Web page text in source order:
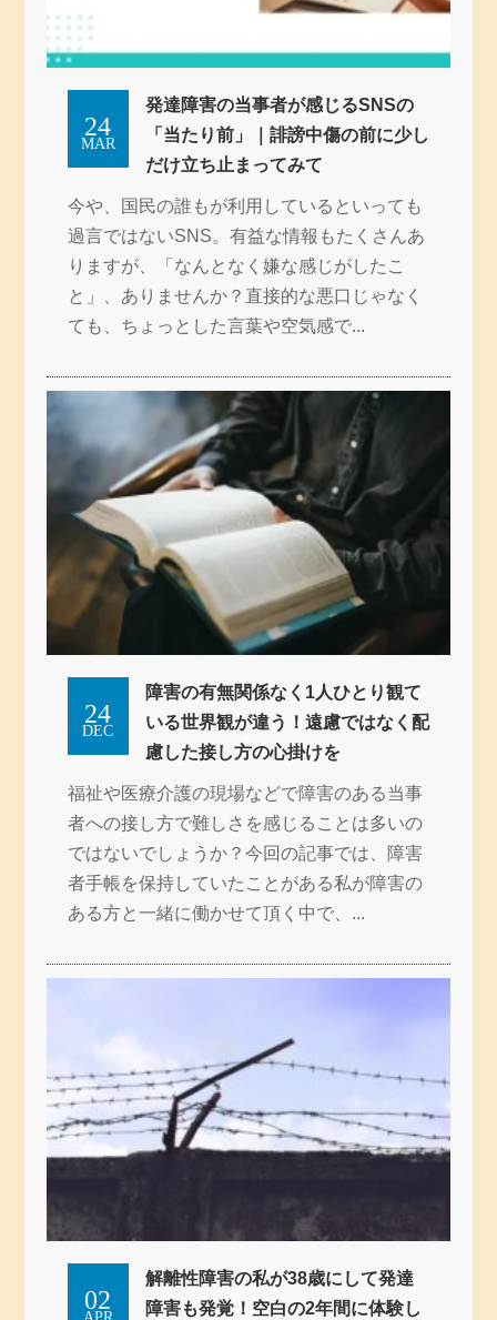
MAR
24
発達障害の当事者が感じるSNSの
「当たり前」｜誹謗中傷の前に少し
だけ立ち止まってみて
今や、国民の誰もが利用しているといっても
過言ではないSNS。有益な情報もたくさんあ
りますが、「なんとなく嫌な感じがしたこ
と」、ありませんか？直接的な悪口じゃなく
ても、ちょっとした言葉や空気感で...
DEC
24
障害の有無関係なく1人ひとり観て
いる世界観が違う！遠慮ではなく配
慮した接し方の心掛けを
福祉や医療介護の現場などで障害のある当事
者への接し方で難しさを感じることは多いの
ではないでしょうか？今回の記事では、障害
者手帳を保持していたことがある私が障害の
ある方と一緒に働かせて頂く中で、...
02
解離性障害の私が38歳にして発達
障害も発覚！空白の2年間に体験し